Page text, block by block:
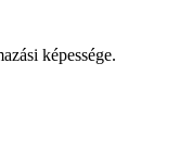
képessége.